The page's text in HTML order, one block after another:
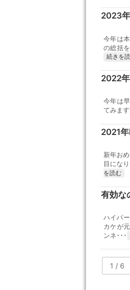
2023
今年は
の総括
続きを
2022
今年は
てみます
2021
新年お
目にな
を読む
有効な
ハイパ
カケが
ンネ･･･
1 / 6